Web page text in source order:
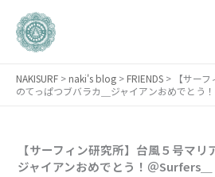
NAKISURF > naki's blog > FRIENDS >
【サー
のてっぱつブバラカ＿ジャイアンおめでとう
【サーフィン研究所】台風５号マリ
ジャイアンおめでとう！＠Surfers＿
別
ア
ー
イ